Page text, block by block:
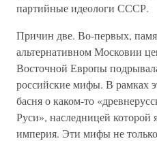
партийные идеологи СССР.
Причин две. Во-первых,
альтернативном Московии
Восточной Европы
российские мифы. В рамках
басня о каком-то
Руси», наследницей которой
империя. Эти мифы не